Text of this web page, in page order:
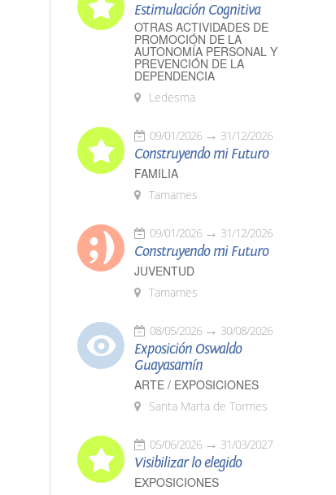
Estimulación Cognitiva
OTRAS ACTIVIDADES DE
PROMOCIÓN DE LA
AUTONOMÍA PERSONAL Y
PREVENCIÓN DE LA
DEPENDENCIA
Ledesma
09/01/2026 31/12/2026
Construyendo mi Futuro
FAMILIA
Tamames
09/01/2026 31/12/2026
Construyendo mi Futuro
JUVENTUD
Tamames
08/05/2026 30/08/2026
Exposición Oswaldo
Guayasamín
ARTE / EXPOSICIONES
Santa Marta de Tormes
05/06/2026 31/03/2027
Visibilizar lo elegido
EXPOSICIONES